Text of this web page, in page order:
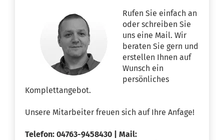
Rufen Sie einfach an
oder schreiben Sie
uns eine Mail. Wir
beraten Sie gern und
erstellen Ihnen auf
Wunsch ein
persönliches
Komplettangebot.
Unsere Mitarbeiter freuen sich auf Ihre Anfage!
Telefon: 04763-9458430 | Mail: